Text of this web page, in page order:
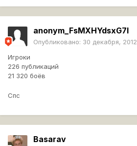
anonym_FsMXHYdsxG7I
Опубликовано: 30 декабря, 2012
Игроки
226 публикаций
21 320 боёв
Спс
Basarav